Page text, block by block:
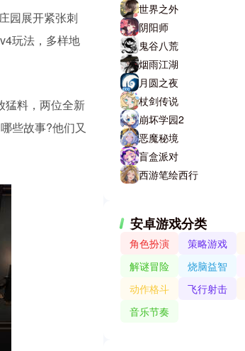
园展开紧张刺
玩法，多样地
猛料，两位全新
些故事?他们又
世界之外
阴阳师
鬼谷八荒
烟雨江湖
月圆之夜
杖剑传说
崩坏学园2
恶魔秘境
盲盒派对
西游笔绘西行
安卓游戏分类
角色扮演 策略游戏
解谜冒险
烧脑益智
动作格斗
飞行射击
音乐节奏